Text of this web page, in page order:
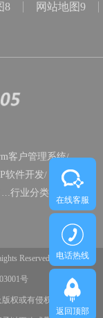
在线客服
电话热线
返回顶部
8
网站地图9
客户管理系统/
软件开发/
政务OA
…行业分类
Reserved 鲁ICP备
号
权或有侵权嫌疑等问